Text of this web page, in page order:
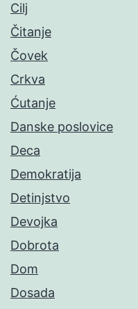
Cilj
Čitanje
Čovek
Crkva
Ćutanje
Danske poslovice
Deca
Demokratija
Detinjstvo
Devojka
Dobrota
Dom
Dosada